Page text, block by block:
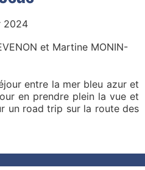
2024
et Martine MONIN-
entre la mer bleu azur et
en prendre plein la vue et
un road trip sur la route des